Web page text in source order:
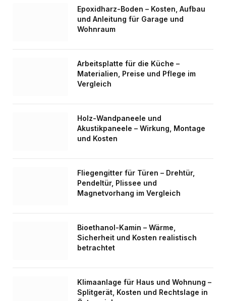
Epoxidharz-Boden – Kosten, Aufbau
und Anleitung für Garage und
Wohnraum
Arbeitsplatte für die Küche –
Materialien, Preise und Pflege im
Vergleich
Holz-Wandpaneele und
Akustikpaneele – Wirkung, Montage
und Kosten
Fliegengitter für Türen – Drehtür,
Pendeltür, Plissee und
Magnetvorhang im Vergleich
Bioethanol-Kamin – Wärme,
Sicherheit und Kosten realistisch
betrachtet
Klimaanlage für Haus und Wohnung –
Splitgerät, Kosten und Rechtslage in